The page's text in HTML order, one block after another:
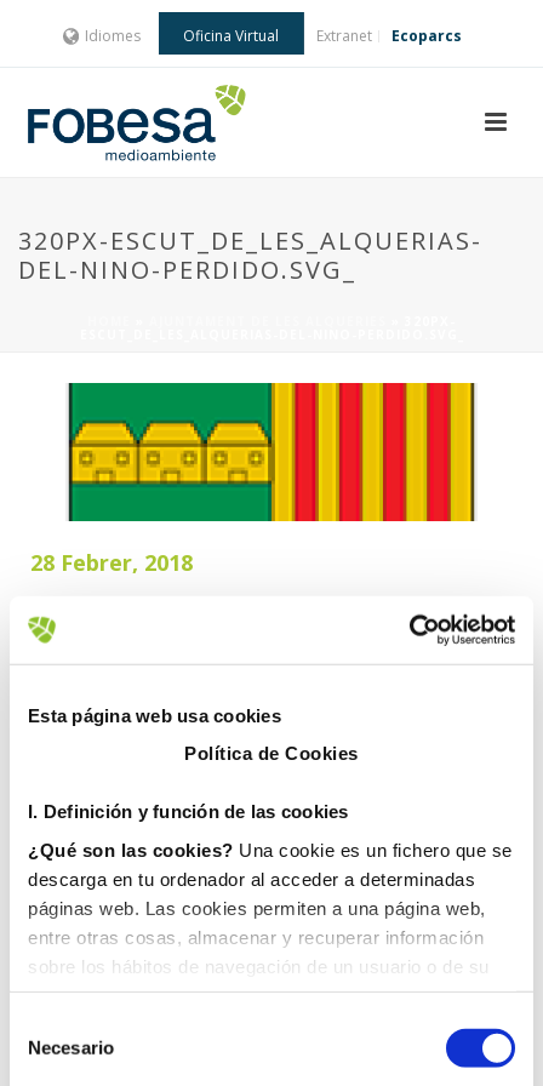
Esta página web usa cookies
Política de Cookies
I. Definición y función de las cookies
¿Qué son las cookies? Una cookie es un fichero que se
descarga en tu ordenador al acceder a determinadas
páginas web. Las cookies permiten a una página web,
entre otras cosas, almacenar y recuperar información
sobre los hábitos de navegación de un usuario o de su
equipo y, dependiendo de la información que contengan y
de la forma en que utilice su equipo, pueden utilizarse
para reconocer al usuario.
Necesario
Idiomes Oficina Virtual Extranet Ecoparcs
320PX-ESCUT_DE_LES_ALQUERIAS-
DEL-NINO-PERDIDO.SVG_
28 Febrer, 2018